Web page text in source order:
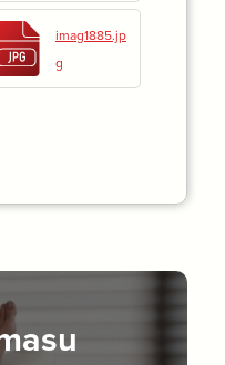
imag1885.jp
g